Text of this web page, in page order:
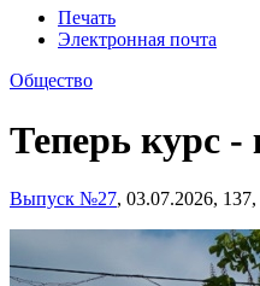
Печать
Электронная почта
Общество
Теперь курс -
Выпуск №27, 03.07.2026, 137,